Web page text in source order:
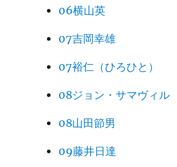
06横山英
07吉岡幸雄
07裕仁（ひろひと）
08ジョン・サマヴィル
08山田節男
09藤井日達